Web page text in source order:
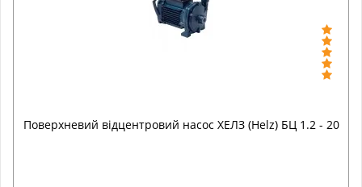
Поверхневий відцентровий насос ХЕЛЗ (Helz) БЦ 1.2 - 20